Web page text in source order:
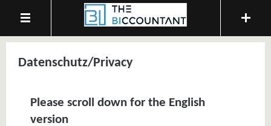
Datenschutz/Privacy
Please scroll down for the English
version